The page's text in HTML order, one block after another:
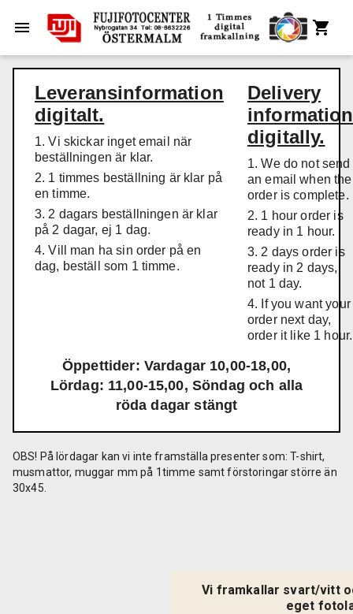
Leveransinformation
digitalt.
1. Vi skickar inget email när
beställningen är klar.
2. 1 timmes beställning är klar på
en timme.
3. 2 dagars beställningen är klar
på 2 dagar, ej 1 dag.
4. Vill man ha sin order på en
dag, beställ som 1 timme.
Delivery
information
digitally.
1. We do not send
an email when the
order is complete.
2. 1 hour order is
ready in 1 hour.
3. 2 days order is
ready in 2 days,
not 1 day.
4. If you want your
order next day,
order it like 1 hour.
Öppettider: Vardagar 10,00-18,00,
Lördag: 11,00-15,00, Söndag och alla
röda dagar stängt
OBS! På lördagar kan vi inte framställa presenter som: T-shirt,
musmattor, muggar mm på 1timme samt förstoringar större än
30x45.
Vi framkallar svart/vitt
eget